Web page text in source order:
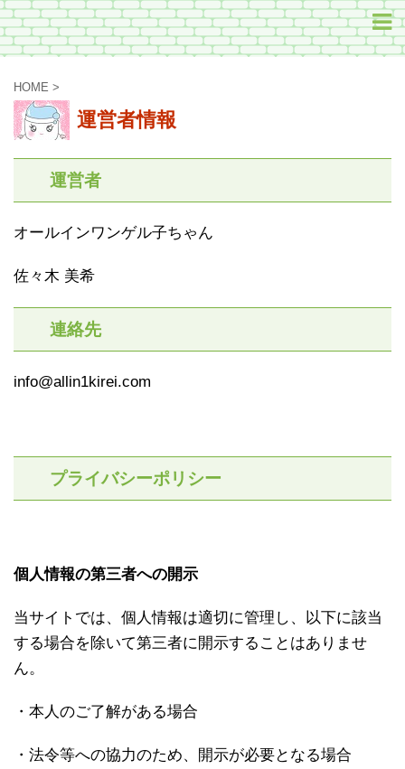
HOME >
運営者情報
運営者
オールインワンゲル子ちゃん
佐々木 美希
連絡先
info@allin1kirei.com
プライバシーポリシー
個人情報の第三者への開示
当サイトでは、個人情報は適切に管理し、以下に該当
する場合を除いて第三者に開示することはありませ
ん。
・本人のご了解がある場合
・法令等への協力のため、開示が必要となる場合